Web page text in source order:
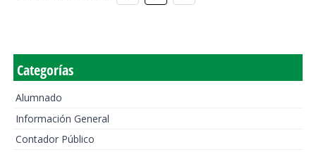
Categorías
Alumnado
Información General
Contador Público